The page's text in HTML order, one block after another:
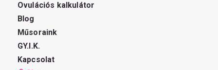
Ovulációs kalkulátor
Blog
Műsoraink
GY.I.K.
Kapcsolat